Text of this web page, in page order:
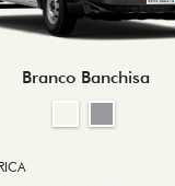
Branco Banchisa